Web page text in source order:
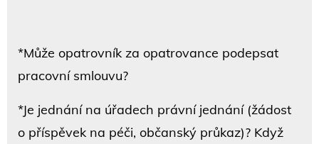
*Může opatrovník za opatrovance podepsat
pracovní smlouvu?
*Je jednání na úřadech právní jednání (žádost
o příspěvek na péči, občanský průkaz)? Když